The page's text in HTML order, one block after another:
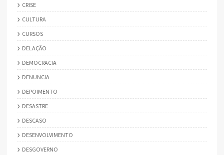
CRISE
CULTURA
CURSOS
DELAÇÃO
DEMOCRACIA
DENUNCIA
DEPOIMENTO
DESASTRE
DESCASO
DESENVOLVIMENTO
DESGOVERNO